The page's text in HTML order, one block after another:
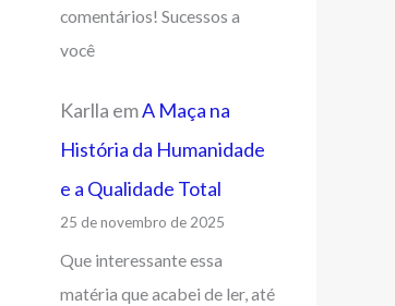
comentários! Sucessos a
você
Karlla emA Maça na
História da Humanidade
e a Qualidade Total
25 de novembro de 2025
Que interessante essa
matéria que acabei de ler, até